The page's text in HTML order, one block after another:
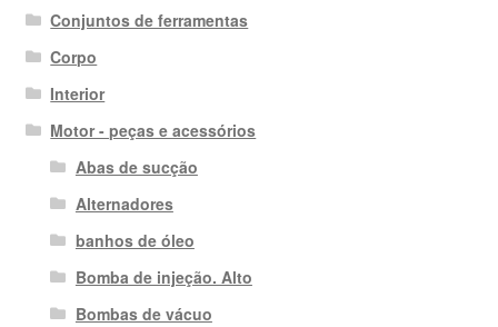
Conjuntos de ferramentas
Corpo
Interior
Motor - peças e acessórios
Abas de sucção
Alternadores
banhos de óleo
Bomba de injeção. Alto
Bombas de vácuo